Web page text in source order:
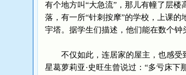
有个地方叫“大急流”，那儿有幢了层
落，有一所“针刺按摩”的学校，上课
宇塔。据学生们描述，他们能在数个钟
不仅如此，连居家的屋主，也感受
星葛萝莉亚·史旺生曾说过：“多亏床